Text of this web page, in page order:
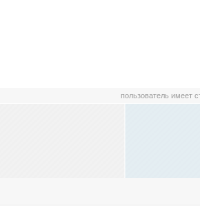
пользователь имеет